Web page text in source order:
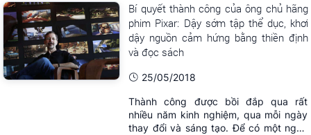
Bí quyết thành công của ông chủ hãng
phim Pixar: Dậy sớm tập thể dục, khơi
dậy nguồn cảm hứng bằng thiền định
và đọc sách
25/05/2018
Thành công được bồi đắp qua rất
nhiều năm kinh nghiệm, qua mỗi ngày
thay đổi và sáng tạo. Để có một ngày